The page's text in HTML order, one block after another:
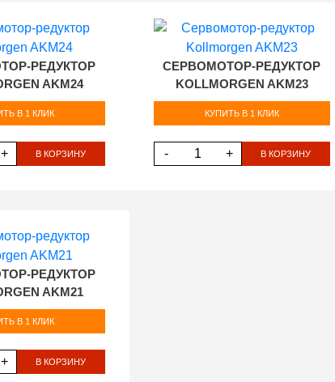
РЕДУКТОР
AKM24
В 1 КЛИК
+ В КОРЗИНУ
СЕРВОМОТОР-РЕДУКТОР
KOLLMORGEN AKM23
КУПИТЬ В 1 КЛИК
- + В КОРЗИНУ
РЕДУКТОР
AKM21
В 1 КЛИК
+ В КОРЗИНУ